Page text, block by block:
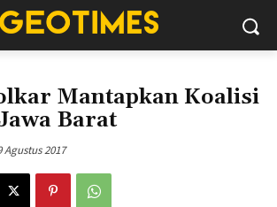
Mantapkan Koalisi
Barat
Agustus 2017